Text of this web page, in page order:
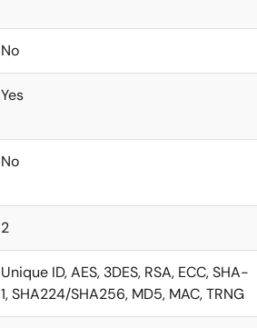
No
Yes
No
2
Unique ID, AES, 3DES, RSA, ECC, SHA-
1, SHA224/SHA256, MD5, MAC, TRNG